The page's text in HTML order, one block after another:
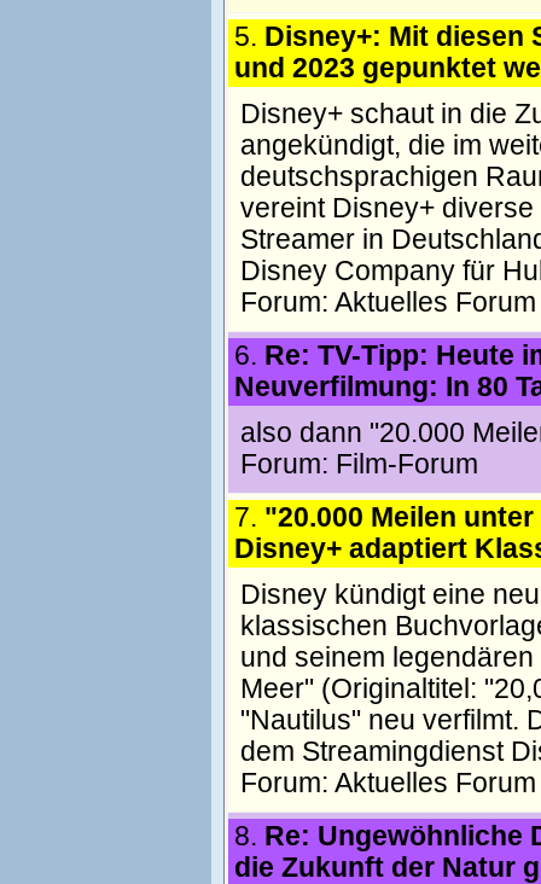
5. Disney+: Mit diesen
und 2023 gepunktet
Disney+ schaut in die
angekündigt, die im
deutschsprachigen
vereint Disney+
Streamer in
Disney Company für
Forum: Aktuelles Forum
6. Re: TV-Tipp: Heute
Neuverfilmung: In 80
also dann "20.000
Forum: Film-Forum
7. "20.000 Meilen
Disney+ adaptiert
Disney kündigt eine
klassischen
und seinem
Meer" (Originaltitel:
"Nautilus" neu verfilmt.
dem Streamingdienst
Forum: Aktuelles Forum
8. Re: Ungewöhnliche
die Zukunft der Natur